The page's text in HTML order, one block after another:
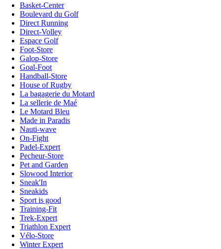
Basket-Center
Boulevard du Golf
Direct Running
Direct-Volley
Espace Golf
Foot-Store
Galop-Store
Goal-Foot
Handball-Store
House of Rugby
La bagagerie du Motard
La sellerie de Maé
Le Motard Bleu
Made in Paradis
Nauti-wave
On-Fight
Padel-Expert
Pecheur-Store
Pet and Garden
Slowood Interior
Sneak'In
Sneakids
Sport is good
Training-Fit
Trek-Expert
Triathlon Expert
Vélo-Store
Winter Expert